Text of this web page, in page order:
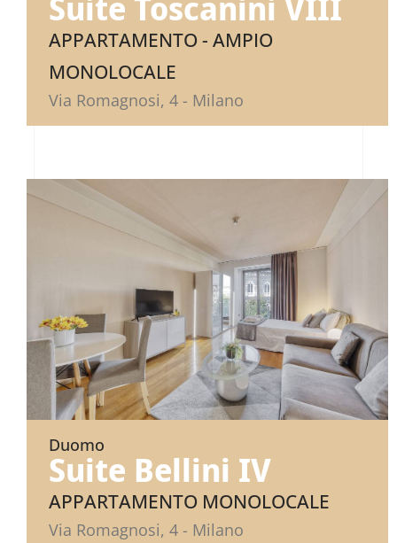
APPARTAMENTO - AMPIO
MONOLOCALE
Via Romagnosi, 4 - Milano
Duomo
Suite Bellini IV
APPARTAMENTO MONOLOCALE
Via Romagnosi, 4 - Milano